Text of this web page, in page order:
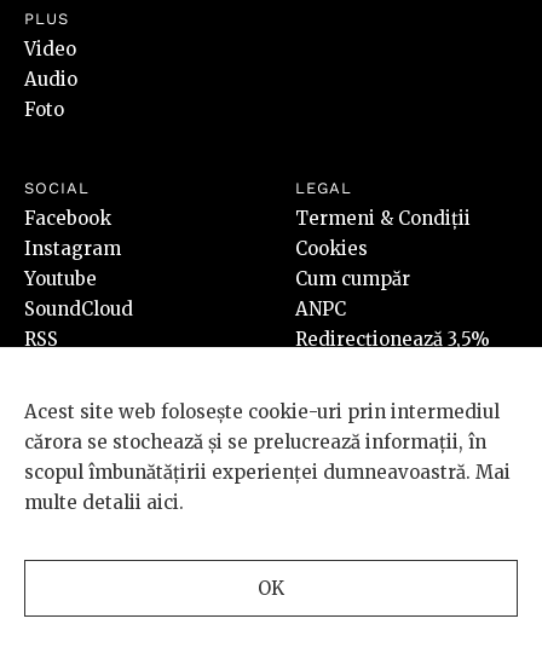
PLUS
Video
Audio
Foto
SOCIAL
Facebook
Instagram
Youtube
SoundCloud
RSS
LEGAL
Termeni & Condiții
Cookies
Cum cumpăr
ANPC
Redirecționează 3,5%
Acest site web folosește cookie-uri prin intermediul
cărora se stochează și se prelucrează informații, în
scopul îmbunătățirii experienței dumneavoastră. Mai
multe detalii aici.
OK